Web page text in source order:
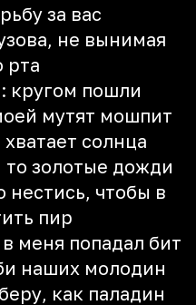
за вас
не вынимая
рта
кругом пошли
мутят мошпит
солнца
золотые дожди
нестись, чтобы в
пир
меня попадал бит
наших молодин
как паладин